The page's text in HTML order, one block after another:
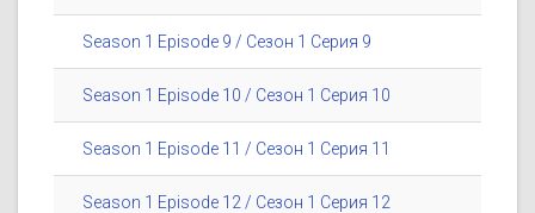
Season 1 Episode 9 / Сезон 1 Серия 9
Season 1 Episode 10 / Сезон 1 Серия 10
Season 1 Episode 11 / Сезон 1 Серия 11
Season 1 Episode 12 / Сезон 1 Серия 12